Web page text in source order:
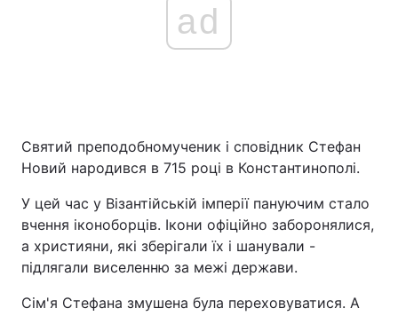
Головна Війна
Україна Політика
ad
Святий преподобномученик і сповідник Стефан
Новий народився в 715 році в Константинополі.
У цей час у Візантійській імперії пануючим стало
вчення іконоборців. Ікони офіційно заборонялися,
а християни, які зберігали їх і шанували -
підлягали виселенню за межі держави.
Сім'я Стефана змушена була переховуватися. А